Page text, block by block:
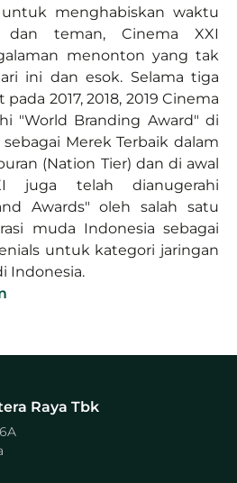
menghabiskan waktu
dan teman, Cinema XXI
menonton yang tak
ini dan esok. Selama tiga
2017, 2018, 2019 Cinema
"World Branding Award" di
Merek Terbaik dalam
(Nation Tier) dan di awal
juga telah dianugerahi
Awards" oleh salah satu
muda Indonesia sebagai
untuk kategori jaringan
Indonesia.
Raya Tbk